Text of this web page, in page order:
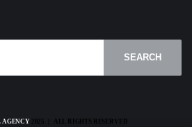
SEARCH
AGENCY2025 | ALL RIGHTS RESERVED